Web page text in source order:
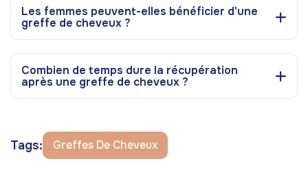
Les femmes peuvent-elles bénéficier d'une
greffe de cheveux ?
Combien de temps dure la récupération
après une greffe de cheveux ?
Tags: Greffes De Cheveux